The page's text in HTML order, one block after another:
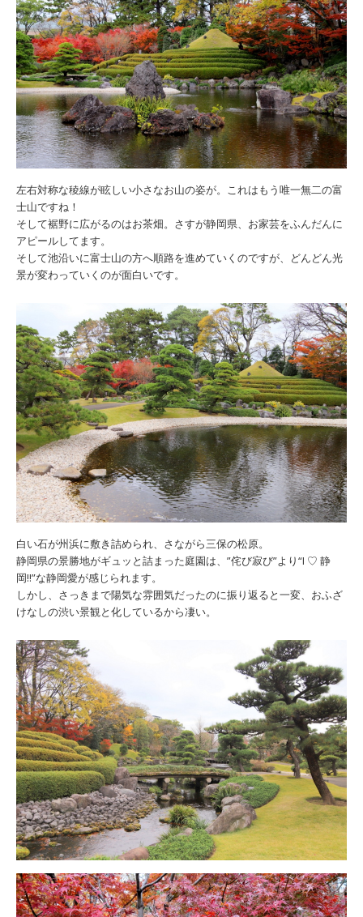
左右対称な稜線が眩しい小さなお山の姿が。これはもう唯一無二の富
士山ですね！
そして裾野に広がるのはお茶畑。さすが静岡県、お家芸をふんだんに
アピールしてます。
そして池沿いに富士山の方へ順路を進めていくのですが、どんどん光
景が変わっていくのが面白いです。
白い石が州浜に敷き詰められ、さながら三保の松原。
静岡県の景勝地がギュッと詰まった庭園は、”侘び寂び”より“I ♡ 静
岡‼”な静岡愛が感じられます。
しかし、さっきまで陽気な雰囲気だったのに振り返ると一変、おふざ
けなしの渋い景観と化しているから凄い。